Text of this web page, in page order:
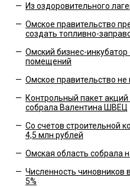
— Из оздоровительного
— Омское правительство
создать топливно-
— Омский бизнес-
помещений
— Омское правительство
— Контрольный пакет
собрала Валентина ШВЕЦ
— Со счетов строительной
4,5 млн рублей
— Омская область собрала
— Численность чиновников
5%